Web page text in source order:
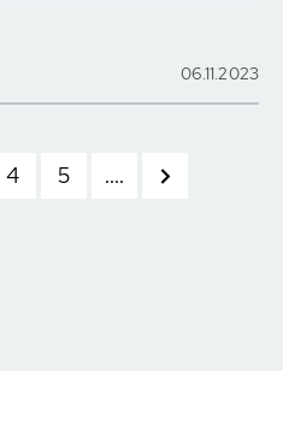
06.11.2023
4 5 ....